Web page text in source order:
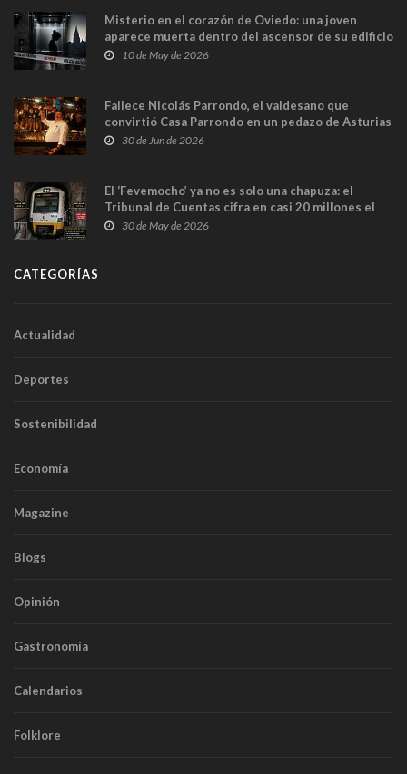
Misterio en el corazón de Oviedo: una joven
aparece muerta dentro del ascensor de su edificio
y las cámaras captan sus últimos minutos
10 de May de 2026
Fallece Nicolás Parrondo, el valdesano que
convirtió Casa Parrondo en un pedazo de Asturias
en Madrid
30 de Jun de 2026
El ‘Fevemocho’ ya no es solo una chapuza: el
Tribunal de Cuentas cifra en casi 20 millones el
sobrecoste de los trenes que no cabían por los
30 de May de 2026
CATEGORÍAS
Actualidad
Deportes
Sostenibilidad
Economía
Magazine
Blogs
Opinión
Gastronomía
Calendarios
Folklore